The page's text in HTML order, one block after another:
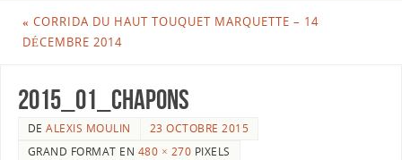
« CORRIDA DU HAUT TOUQUET MARQUETTE – 14
DÉCEMBRE 2014
2015_01_Chapons
DEALEXIS MOULIN
23 OCTOBRE 2015
GRAND FORMAT EN 480 × 270 PIXELS